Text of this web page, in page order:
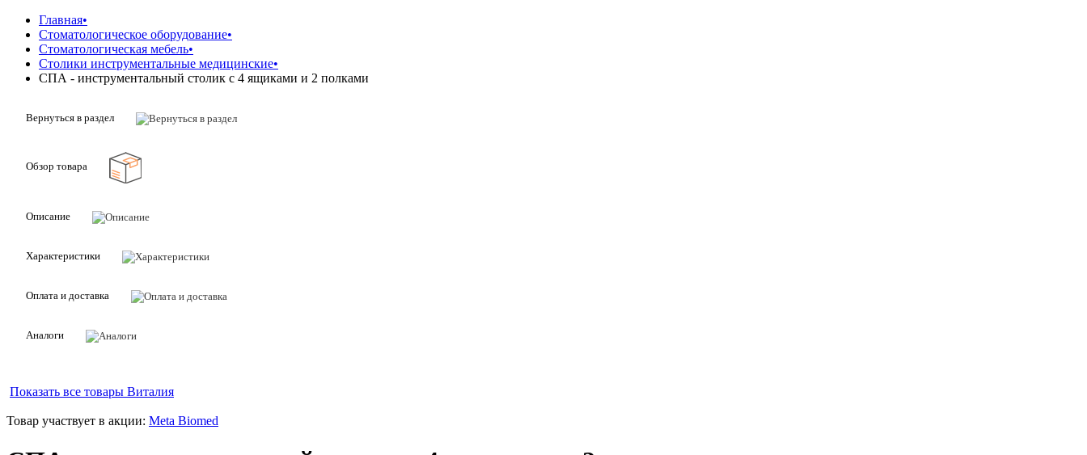
Главная•
Стоматологическое оборудование•
Стоматологическая мебель•
Столики инструментальные медицинские•
СПА - инструментальный столик с 4 ящиками и 2 полками
Вернуться в раздел
Обзор товара
Описание
Характеристики
Оплата и доставка
Аналоги
Показать все товары Виталия
Товар участвует в акции: Meta Biomed